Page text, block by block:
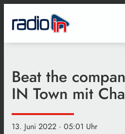
Beat the
IN Town mit
13. Juni 2022 · 05:01 Uhr